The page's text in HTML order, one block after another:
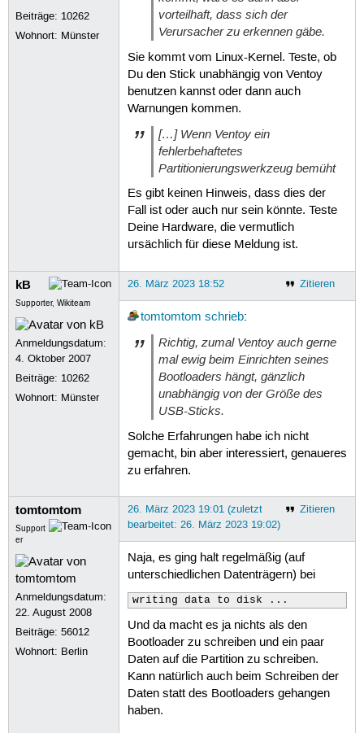
Beiträge: 10262
Wohnort: Münster
vorteilhaft, dass sich der
Verursacher zu erkennen gäbe.
Sie kommt vom Linux-Kernel. Teste, ob
Du den Stick unabhängig von Ventoy
benutzen kannst oder dann auch
Warnungen kommen.
[…] Wenn Ventoy ein
fehlerbehaftetes
Partitionierungswerkzeug bemüht
Es gibt keinen Hinweis, dass dies der
Fall ist oder auch nur sein könnte. Teste
Deine Hardware, die vermutlich
ursächlich für diese Meldung ist.
kB
Supporter, Wikiteam
Anmeldungsdatum:
4. Oktober 2007
Beiträge: 10262
Wohnort: Münster
Zitieren
26. März 2023 18:52
tomtomtom schrieb:
Richtig, zumal Ventoy auch gerne
mal ewig beim Einrichten seines
Bootloaders hängt, gänzlich
unabhängig von der Größe des
USB-Sticks.
Solche Erfahrungen habe ich nicht
gemacht, bin aber interessiert, genaueres
zu erfahren.
tomtomtom
Support
er
Anmeldungsdatum:
22. August 2008
Beiträge:56012
Wohnort: Berlin
Zitieren
26. März 2023 19:01 (zuletzt
bearbeitet: 26. März 2023 19:02)
Naja, es ging halt regelmäßig (auf
unterschiedlichen Datenträgern) bei
writing data to disk ...
Und da macht es ja nichts als den
Bootloader zu schreiben und ein paar
Daten auf die Partition zu schreiben.
Kann natürlich auch beim Schreiben der
Daten statt des Bootloaders gehangen
haben.